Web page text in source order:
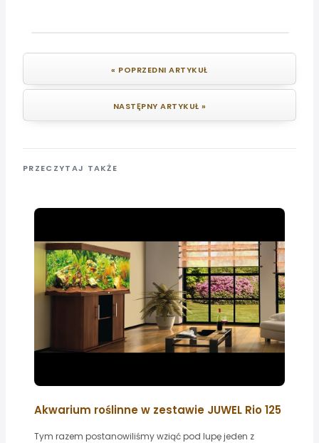
« POPRZEDNI ARTYKUŁ
NASTĘPNY ARTYKUŁ »
PRZECZYTAJ TAKŻE
Akwarium roślinne w zestawie JUWEL Rio 125
Tym razem postanowiliśmy wziąć pod lupę jeden z